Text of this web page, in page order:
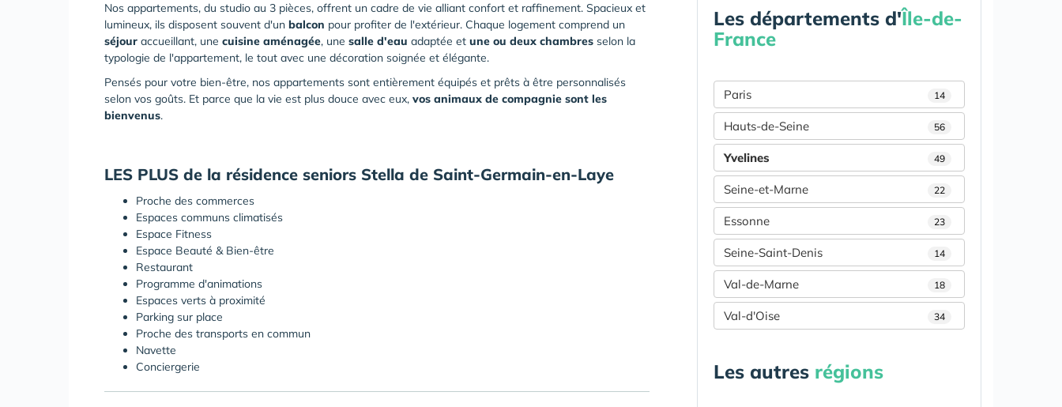
Nos appartements, du studio au 3 pièces, offrent un cadre de vie alliant confort et raffinement. Spacieux et
lumineux, ils disposent souvent d'un balcon pour profiter de l'extérieur. Chaque logement comprend un
séjour accueillant, une cuisine aménagée, une salle d'eau adaptée et une ou deux chambres selon la
typologie de l'appartement, le tout avec une décoration soignée et élégante.
Pensés pour votre bien-être, nos appartements sont entièrement équipés et prêts à être personnalisés
selon vos goûts. Et parce que la vie est plus douce avec eux, vos animaux de compagnie sont les
bienvenus.
LES PLUS de la résidence seniors Stella de Saint-Germain-en-Laye
Proche des commerces
Espaces communs climatisés
Espace Fitness
Espace Beauté & Bien-être
Restaurant
Programme d'animations
Espaces verts à proximité
Parking sur place
Proche des transports en commun
Navette
Conciergerie
Les départements d'Île-de-
France
Paris 14
Hauts-de-Seine 56
Yvelines 49
Seine-et-Marne 22
Essonne 23
Seine-Saint-Denis 14
Val-de-Marne 18
Val-d'Oise 34
Les autres régions